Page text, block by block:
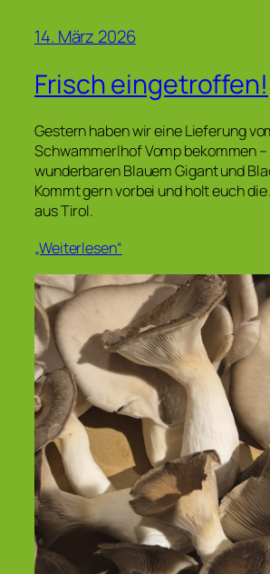
14. März 2026
Frisch eingetroffen!
Gestern haben wir eine Lieferung
Schwammerlhof Vomp bekommen
wunderbaren Blauem Gigant und
Kommt gern vorbei und holt euch
aus Tirol.
„Weiterlesen“